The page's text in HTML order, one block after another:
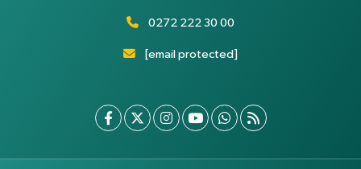
0272 222 30 00
[email protected]